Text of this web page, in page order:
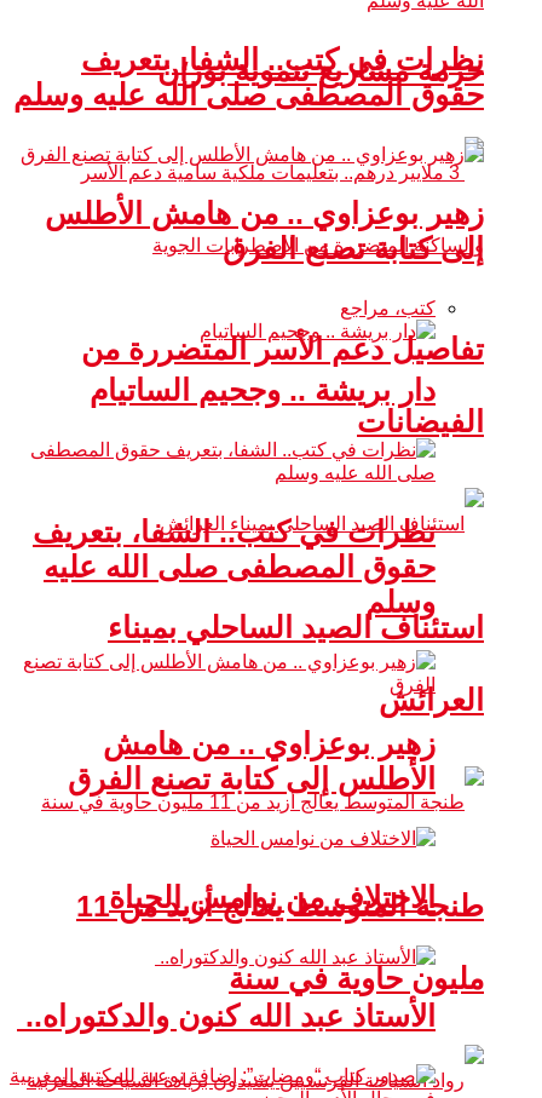
حزمة مشاريع تنموية بوزان
تفاصيل دعم الأسر المتضررة من
الفيضانات
استئناف الصيد الساحلي بميناء
العرائش
طنجة المتوسط يعالج أزيد من 11
مليون حاوية في سنة
نظرات في كتب.. الشفا، بتعريف
حقوق المصطفى صلى الله عليه وسلم
زهير بوعزاوي .. من هامش الأطلس
إلى كتابة تصنع الفرق
كتب، مراجع
دار بريشة .. وجحيم الساتيام
نظرات في كتب.. الشفا، بتعريف
حقوق المصطفى صلى الله عليه
وسلم
زهير بوعزاوي .. من هامش
الأطلس إلى كتابة تصنع الفرق
الاختلاف من نوامس الحياة
الأستاذ عبد الله كنون والدكتوراه..